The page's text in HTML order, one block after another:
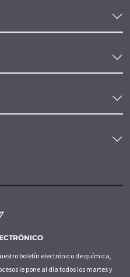
boletín electrónico de química,
le pone al día todos los martes y